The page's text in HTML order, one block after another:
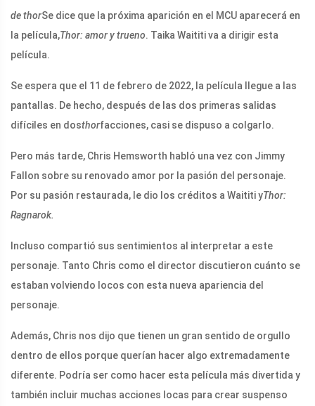
de thorSe dice que la próxima aparición en el MCU aparecerá en
la película,Thor: amor y trueno. Taika Waititi va a dirigir esta
película.
Se espera que el 11 de febrero de 2022, la película llegue a las
pantallas. De hecho, después de las dos primeras salidas
difíciles en dosthorfacciones, casi se dispuso a colgarlo.
Pero más tarde, Chris Hemsworth habló una vez con Jimmy
Fallon sobre su renovado amor por la pasión del personaje.
Por su pasión restaurada, le dio los créditos a Waititi yThor:
Ragnarok.
Incluso compartió sus sentimientos al interpretar a este
personaje. Tanto Chris como el director discutieron cuánto se
estaban volviendo locos con esta nueva apariencia del
personaje.
Además, Chris nos dijo que tienen un gran sentido de orgullo
dentro de ellos porque querían hacer algo extremadamente
diferente. Podría ser como hacer esta película más divertida y
también incluir muchas acciones locas para crear suspenso